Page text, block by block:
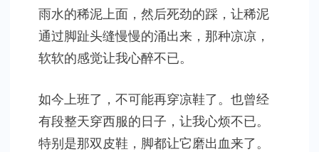
雨水的稀泥上面，然后死劲的踩，让稀泥
通过脚趾头缝慢慢的涌出来，那种凉凉，
软软的感觉让我心醉不已。
如今上班了，不可能再穿凉鞋了。也曾经
有段整天穿西服的日子，让我心烦不已。
特别是那双皮鞋，脚都让它磨出血来了。